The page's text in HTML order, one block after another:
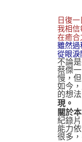
日復
我相信
在癒合
雖然過
從眼淚
不論
蔡傑
慢，
如今
的想
現。
關於
紀錄
能力
很多